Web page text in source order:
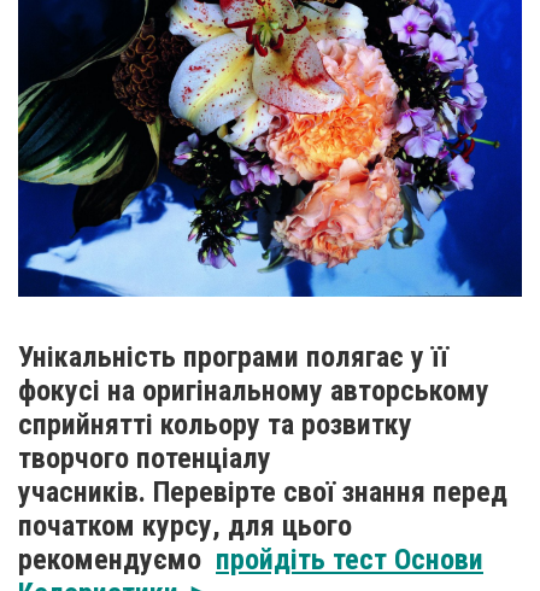
Унікальність програми полягає у її
фокусі на оригінальному авторському
сприйнятті кольору та розвитку
творчого потенціалу
учасників. Перевірте свої знання перед
початком курсу, для цього
рекомендуємо пройдіть тест Основи